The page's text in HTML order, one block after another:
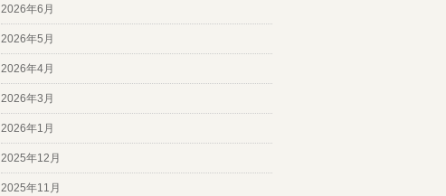
2026年6月
2026年5月
2026年4月
2026年3月
2026年1月
2025年12月
2025年11月